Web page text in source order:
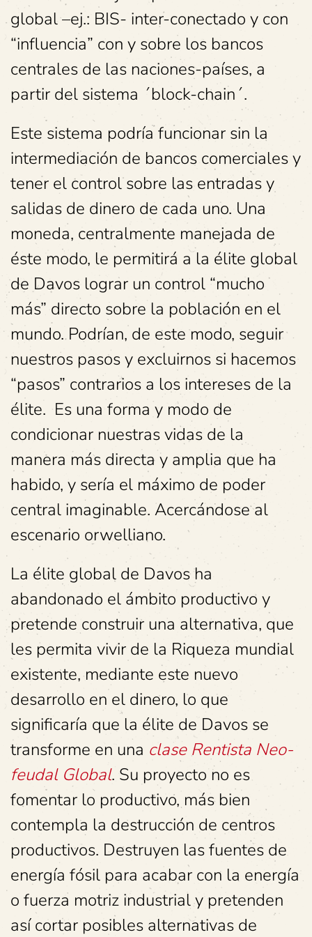
global –ej.: BIS- inter-conectado y con
“influencia” con y sobre los bancos
centrales de las naciones-países, a
partir del sistema ´block-chain´.
Este sistema podría funcionar sin la
intermediación de bancos comerciales y
tener el control sobre las entradas y
salidas de dinero de cada uno. Una
moneda, centralmente manejada de
éste modo, le permitirá a la élite global
de Davos lograr un control “mucho
más” directo sobre la población en el
mundo. Podrían, de este modo, seguir
nuestros pasos y excluirnos si hacemos
“pasos” contrarios a los intereses de la
élite. Es una forma y modo de
condicionar nuestras vidas de la
manera más directa y amplia que ha
habido, y sería el máximo de poder
central imaginable. Acercándose al
escenario orwelliano.
La élite global de Davos ha
abandonado el ámbito productivo y
pretende construir una alternativa, que
les permita vivir de la Riqueza mundial
existente, mediante este nuevo
desarrollo en el dinero, lo que
significaría que la élite de Davos se
transforme en una clase Rentista Neo-
feudal Global. Su proyecto no es
fomentar lo productivo, más bien
contempla la destrucción de centros
productivos. Destruyen las fuentes de
energía fósil para acabar con la energía
o fuerza motriz industrial y pretenden
así cortar posibles alternativas de